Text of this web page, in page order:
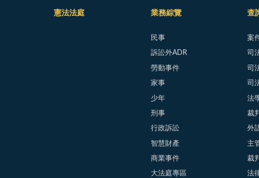
憲法法庭 業務綜覽
民事
訴訟外ADR
勞動事件
家事
少年
刑事
行政訴訟
智慧財產
商業事件
大法庭專區
查
案
司
司
司
法
裁
外
主
裁
法